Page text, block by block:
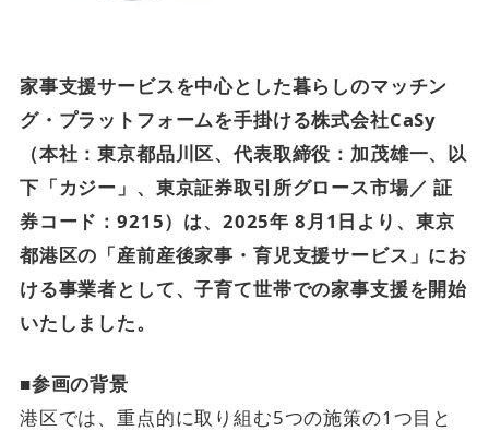
家事支援サービスを中心とした暮らしのマッチン
グ・プラットフォームを手掛ける株式会社CaSy
（本社：東京都品川区、代表取締役：加茂雄一、以
下「カジー」、東京証券取引所グロース市場／ 証
券コード：9215）は、2025年 8月1日より、東京
都港区の「産前産後家事・育児支援サービス」にお
ける事業者として、子育て世帯での家事支援を開始
いたしました。
■参画の背景
港区では、重点的に取り組む5つの施策の1つ目と